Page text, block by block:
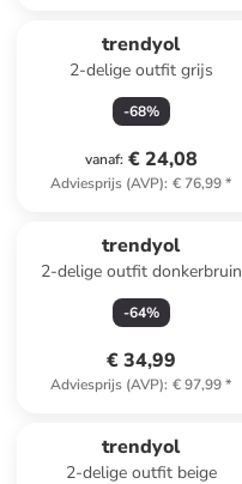
trendyol
2-delige outfit grijs
-68%
vanaf: € 24,08
Adviesprijs (AVP): € 76,99*
trendyol
2-delige outfit donkerbruin
-64%
€ 34,99
Adviesprijs (AVP): € 97,99*
trendyol
2-delige outfit beige